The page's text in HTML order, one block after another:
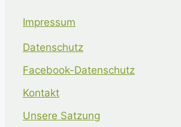
Impressum
Datenschutz
Facebook-Datenschutz
Kontakt
Unsere Satzung